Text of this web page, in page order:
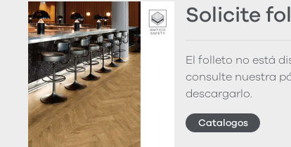
Solicite
El folleto no está
consulte nuestra
descargarlo.
Catalogos